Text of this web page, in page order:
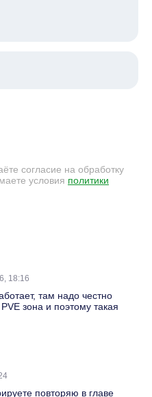
согласие на обработку
условия политики
18:16
там надо честно
зона и поэтому такая
повторяю в главе